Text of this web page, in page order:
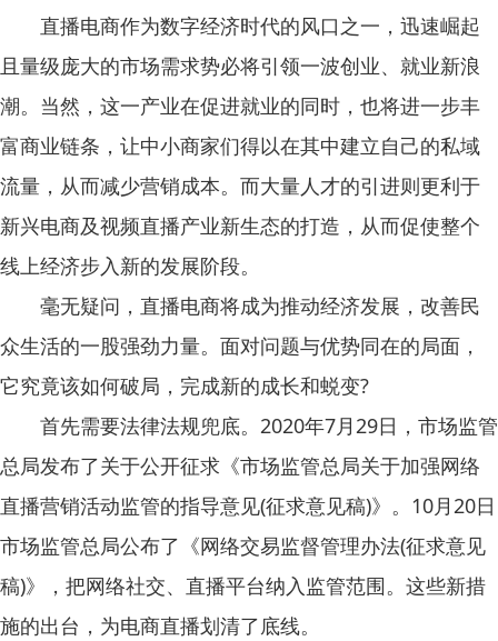
直播电商作为数字经济时代的风口之一，迅速崛起
且量级庞大的市场需求势必将引领一波创业、就业新浪
潮。当然，这一产业在促进就业的同时，也将进一步丰
富商业链条，让中小商家们得以在其中建立自己的私域
流量，从而减少营销成本。而大量人才的引进则更利于
新兴电商及视频直播产业新生态的打造，从而促使整个
线上经济步入新的发展阶段。
毫无疑问，直播电商将成为推动经济发展，改善民
众生活的一股强劲力量。面对问题与优势同在的局面，
它究竟该如何破局，完成新的成长和蜕变?
首先需要法律法规兜底。2020年7月29日，市场监管
总局发布了关于公开征求《市场监管总局关于加强网络
直播营销活动监管的指导意见(征求意见稿)》。10月20日
市场监管总局公布了《网络交易监督管理办法(征求意见
稿)》，把网络社交、直播平台纳入监管范围。这些新措
施的出台，为电商直播划清了底线。